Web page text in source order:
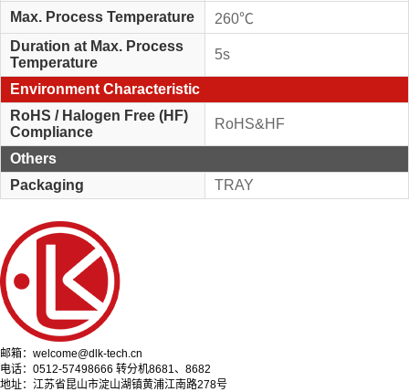
Max. Process Temperature
260℃
Duration at Max. Process
Temperature
5s
Environment Characteristic
RoHS / Halogen Free (HF)
Compliance
RoHS&HF
Others
Packaging
TRAY
邮箱：welcome@dlk-tech.cn
电话：0512-57498666 转分机8681、8682
地址：江苏省昆山市淀山湖镇黄浦江南路278号